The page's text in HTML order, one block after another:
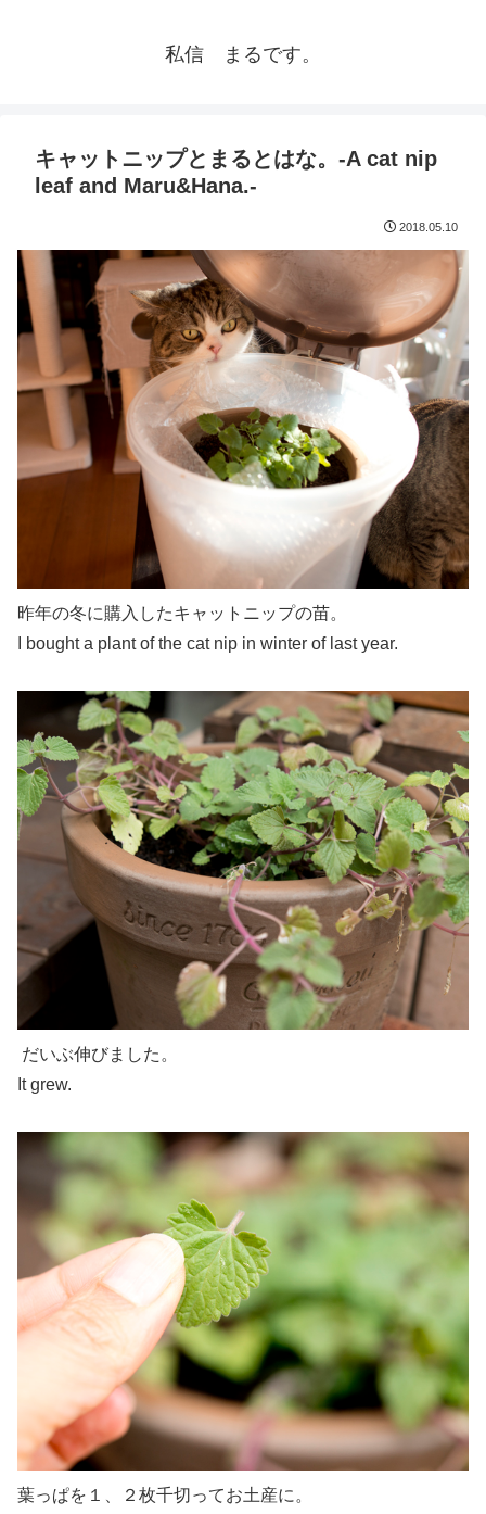
私信 まるです。
キャットニップとまるとはな。-A cat nip
leaf and Maru&Hana.-
2018.05.10
昨年の冬に購入したキャットニップの苗。
I bought a plant of the cat nip in winter of last year.
だいぶ伸びました。
It grew.
葉っぱを１、２枚千切ってお土産に。